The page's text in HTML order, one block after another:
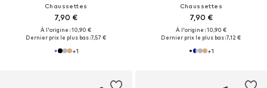
Chaussettes
7,90 €
À l'origine : 10,90 €
Dernier prix le plus bas :7,57 €
+1
Chaussettes
7,90 €
À l'origine : 10,90 €
Dernier prix le plus bas :7,12 €
+1